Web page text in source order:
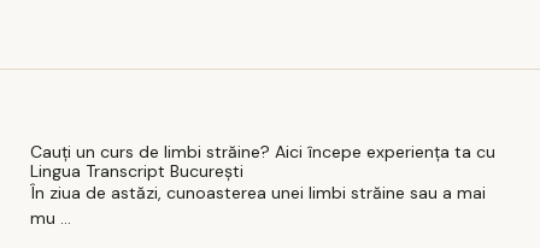
Cauți un curs de limbi străine? Aici începe experiența ta cu
Lingua Transcript București
În ziua de astăzi, cunoasterea unei limbi străine sau a mai
mu ...